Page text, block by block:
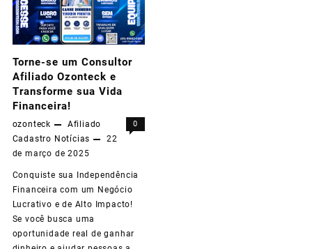
da
Equipe
Ozonteck
Global
e
sua
Vida
com
Tecnologia,
Torne-se um Consultor
Afiliado Ozonteck e
Transforme sua Vida
Financeira!
ozonteck
Afiliado
Cadastro Notícias
22
de março de 2025
0
Conquiste sua Independência
Financeira com um Negócio
Lucrativo e de Alto Impacto!
Se você busca uma
oportunidade real de ganhar